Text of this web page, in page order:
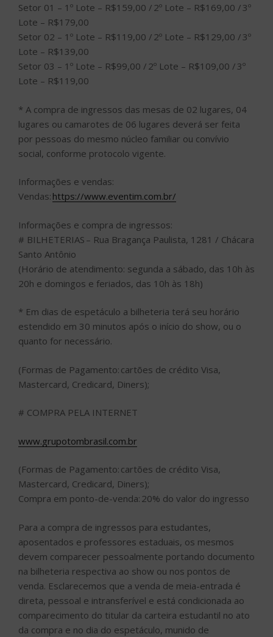
Setor 01 – 1º Lote – R$159,00 / 2º Lote – R$169,00 / 3º
Lote – R$179,00
Setor 02 – 1º Lote – R$119,00 / 2º Lote – R$129,00 / 3º
Lote – R$139,00
Setor 03 – 1º Lote – R$99,00 / 2º Lote – R$109,00 / 3º
Lote – R$119,00
* A compra de ingressos das mesas de 02 lugares, 04
lugares ou camarotes de 06 lugares deverá ser feita
por pessoas do mesmo núcleo familiar ou convívio
social, conforme protocolo vigente.
Informações e vendas:
Vendas: https://www.eventim.com.br/
Informações e compra de ingressos:
# BILHETERIAS – Rua Bragança Paulista, 1281 / Chácara
Santo Antônio
(Horário de atendimento: segunda a sábado, das 10h às
20h e domingos e feriados, das 10h às 18h)
* Em dias de espetáculo a bilheteria terá seu horário
estendido em 30 minutos após o início do show, ou o
quanto for necessário.
(Formas de Pagamento: cartões de crédito Visa,
Mastercard, Credicard, Diners);
# COMPRA PELA INTERNET
www.grupotombrasil.com.br
(Formas de Pagamento: cartões de crédito Visa,
Mastercard, Credicard, Diners);
Compra em ponto-de-venda: 20% do valor do ingresso
Para a compra de ingressos para estudantes,
aposentados e professores estaduais, os mesmos
devem comparecer pessoalmente portando documento
na bilheteria respectiva ao show ou nos pontos de
venda. Esclarecemos que a venda de meia-entrada é
direta, pessoal e intransferível e está condicionada ao
comparecimento do titular da carteira estudantil no ato
da compra e no dia do espetáculo, munido de